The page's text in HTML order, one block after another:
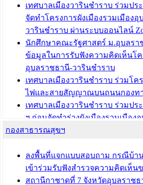
บทความ อื่นๆ ...
เทศบาลเมืองวารินชำราบ ร่วมป
จัดทำโครงการผังเมืองรวมเมือง
วารินชำราบ ผ่านระบบออนไลน์
นักศึกษาคณะรัฐศาสตร์ ม.อุบลรา
ข้อมูลในการรับฟังความคิดเห็นโค
อุบลราชธานี-วารินชำราบ
เทศบาลเมืองวารินชำราบ ร่วมโค
ไฟและสายสัญญาณบนถนนกองท
เทศบาลเมืองวารินชำราบ ร่วมป
ฯ ก่อนจัดทำร่างผังเมืองรวมเมืองอุ
วารินชำราบ ครั้งที่ 3
การขออนุญาตเข้าทำประโยชน์ใ
บทความ อื่นๆ ...
กองสาธารณสุขฯ
ลงพื้นที่แจกแบบสอบถาม กรณีบ้าน
เข้าร่วมรับฟังสำรวจความคิดเห็น
สถานีกาชาดที่ 7 จังหวัดอุบลราช